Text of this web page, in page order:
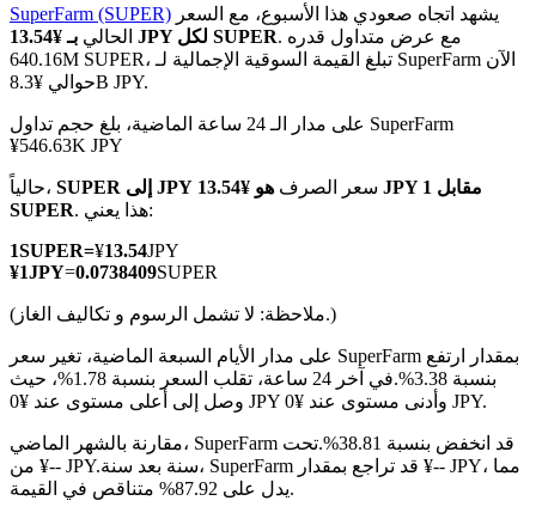
العقود الآجلة لـ COIN-M
العقود الآجلة للعملات المشفرة
TradFi
مشتقات الأسهم والعملات الأجنبية والمعادن الثمينة والسلع
العقود الآجلة USDC
SuperFarm (SUPER)
الحالي
بـ ¥13.54 JPY لكل SUPER. مع عرض متداول قدره
640.16M SUPER، تبلغ القيمة السوقية الإجمالية لـ SuperFarm الآن
حوالي ¥8.3B JPY.
على مدار الـ 24 ساعة الماضية، بلغ حجم تداول SuperFarm
¥546.63K JPY
حالياً، SUPER إلى JPY سعر الصرف
هو ¥13.54 JPY مقابل 1
SUPER
. هذا يعني:
1SUPER=¥13.54JPY
¥1JPY=0.0738409SUPER
(ملاحظة: لا تشمل الرسوم و تكاليف الغاز.)
على مدار الأيام السبعة الماضية، تغير سعر SuperFarm بمقدار ارتفع
بنسبة 3.38%.
في آخر 24 ساعة، تقلب السعر بنسبة 1.78%، حيث
وصل إلى أعلى مستوى عند ¥0 JPY وأدنى مستوى عند ¥0 JPY.
مقارنة بالشهر الماضي، SuperFarm قد انخفض بنسبة 38.81%.تحت
من ¥-- JPY.سنة بعد سنة، SuperFarm قد تراجع بمقدار ¥-- JPY، مما
يدل على 87.92% متناقص في القيمة.